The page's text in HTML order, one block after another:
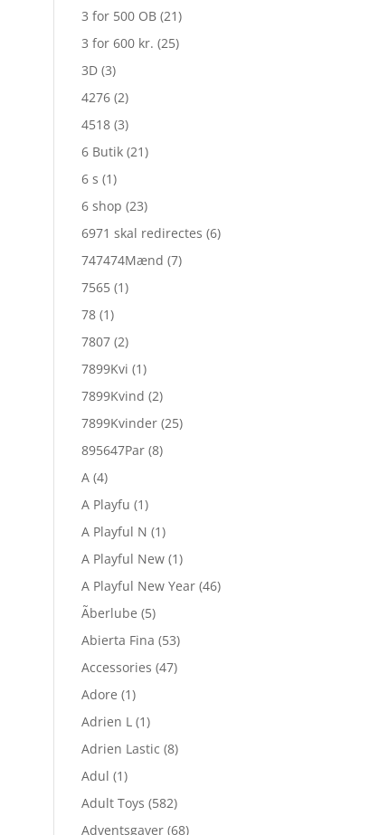
3 for 500 OB (21)
3 for 600 kr. (25)
3D (3)
4276 (2)
4518 (3)
6 Butik (21)
6 s (1)
6 shop (23)
6971 skal redirectes (6)
747474Mænd (7)
7565 (1)
78 (1)
7807 (2)
7899Kvi (1)
7899Kvind (2)
7899Kvinder (25)
895647Par (8)
A (4)
A Playfu (1)
A Playful N (1)
A Playful New (1)
A Playful New Year (46)
Ãberlube (5)
Abierta Fina (53)
Accessories (47)
Adore (1)
Adrien L (1)
Adrien Lastic (8)
Adul (1)
Adult Toys (582)
Adventsgaver (68)